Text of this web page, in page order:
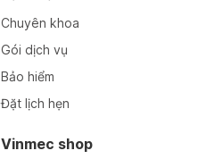
Chuyên khoa
Gói dịch vụ
Bảo hiểm
Đặt lịch hẹn
Vinmec shop